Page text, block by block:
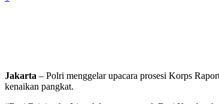
Jakarta – Polri menggelar upacara prosesi Korps
kenaikan pangkat.